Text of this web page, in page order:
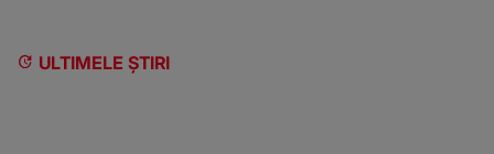
ULTIMELE ȘTIRI